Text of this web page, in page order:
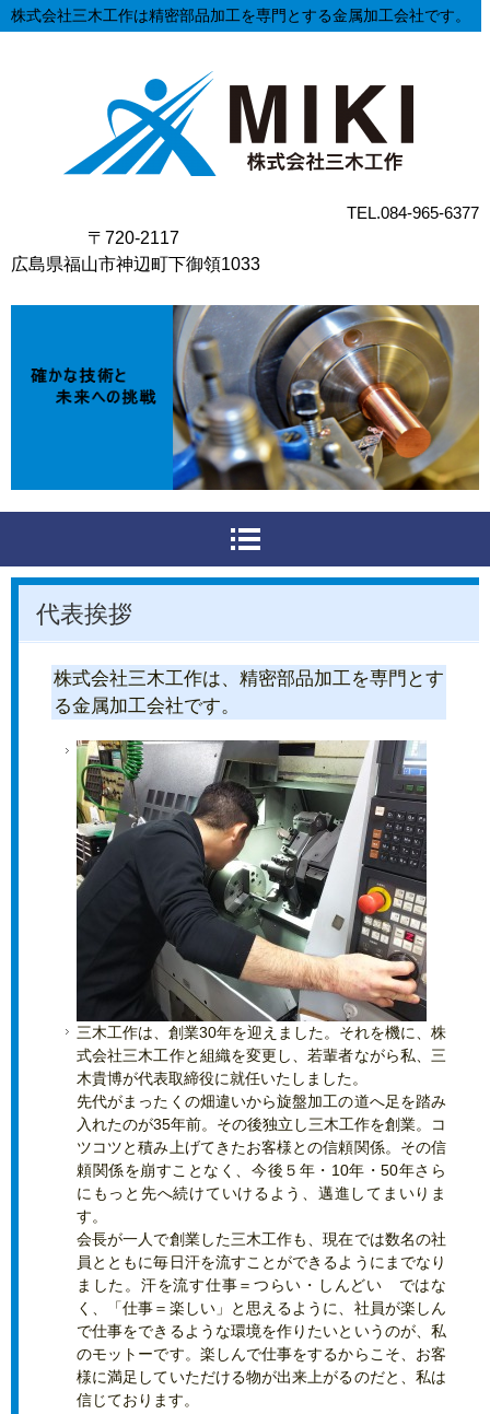
株式会社三木工作は精密部品加工を専門とする金属加工会社です。
TEL.084-965-6377
〒720-2117
広島県福山市神辺町下御領1033
代表挨拶
株式会社三木工作は、精密部品加工を専門とす
る金属加工会社です。
三木工作は、創業30年を迎えました。それを機に、株
式会社三木工作と組織を変更し、若輩者ながら私、三
木貴博が代表取締役に就任いたしました。
先代がまったくの畑違いから旋盤加工の道へ足を踏み
入れたのが35年前。その後独立し三木工作を創業。コ
ツコツと積み上げてきたお客様との信頼関係。その信
頼関係を崩すことなく、今後５年・10年・50年さら
にもっと先へ続けていけるよう、邁進してまいりま
す。
会長が一人で創業した三木工作も、現在では数名の社
員とともに毎日汗を流すことができるようにまでなり
ました。汗を流す仕事＝つらい・しんどい ではな
く、「仕事＝楽しい」と思えるように、社員が楽しん
で仕事をできるような環境を作りたいというのが、私
のモットーです。楽しんで仕事をするからこそ、お客
様に満足していただける物が出来上がるのだと、私は
信じております。